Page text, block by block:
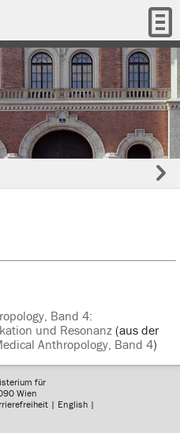
Band 4:
und Resonanz(aus der
Anthropology, Band 4)
für
Wien
| English |